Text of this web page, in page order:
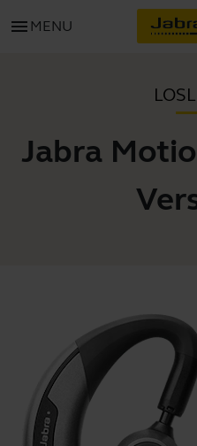
menu MENU
Jabra